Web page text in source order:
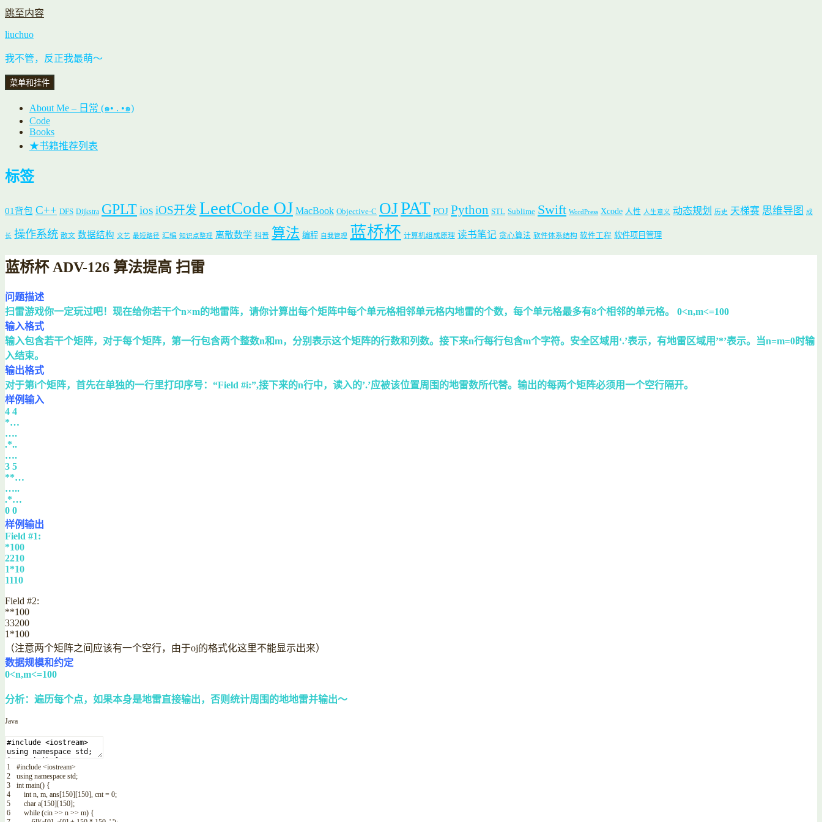
跳至内容
liuchuo
我不管，反正我最萌～
菜单和挂件
About Me – 日常 (๑• . •๑)
Code
Books
★书籍推荐列表
标签
01背包 C++ DFS Dijkstra GPLTiosiOS开发 LeetCode OJ MacBook Objective-C OJPAT POJ Python STL Sublime Swift WordPress Xcode 人性 人生意义 动态规划 历史 天梯赛 思维导图 成
长 操作系统 散文 数据结构 文艺 最短路径 汇编 知识点整理 离散数学 科普 算法 编程 自我管理 蓝桥杯 计算机组成原理 读书笔记 贪心算法 软件体系结构 软件工程 软件项目管理
蓝桥杯 ADV-126 算法提高 扫雷
问题描述
扫雷游戏你一定玩过吧！现在给你若干个n×m的地雷阵，请你计算出每个矩阵中每个单元格相邻单元格内地雷的个数，每个单元格最多有8个相邻的单元格。 0<n,m<=100
输入格式
输入包含若干个矩阵，对于每个矩阵，第一行包含两个整数n和m，分别表示这个矩阵的行数和列数。接下来n行每行包含m个字符。安全区域用‘.’表示，有地雷区域用’*’表示。当n=m=0时输
入结束。
输出格式
对于第i个矩阵，首先在单独的一行里打印序号：“Field #i:”,接下来的n行中，读入的’.’应被该位置周围的地雷数所代替。输出的每两个矩阵必须用一个空行隔开。
样例输入
4 4
*…
….
.*..
….
3 5
**…
…..
.*…
0 0
样例输出
Field #1:
*100
2210
1*10
1110
Field #2:
**100
33200
1*100
（注意两个矩阵之间应该有一个空行，由于oj的格式化这里不能显示出来）
数据规模和约定
0<n,m<=100
分析：遍历每个点，如果本身是地雷直接输出，否则统计周围的地地雷并输出～
Java
1
2
3
4
5
6
#include <iostream>
using namespace std;
int main() {
int n, m, ans[150][150], cnt = 0;
char a[150][150];
while (cin >> n >> m) {